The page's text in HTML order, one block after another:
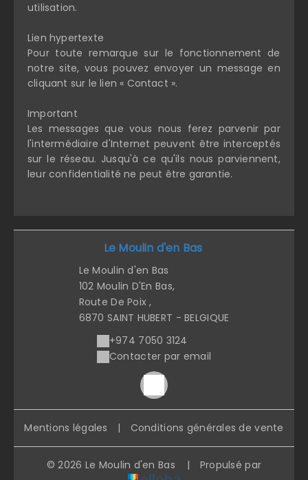
utilisation.
Lien hypertexte
Pour toute remarque sur le fonctionnement de
notre site, vous pouvez envoyer un message en
cliquant sur le lien « Contact ».
Important
Les messages que vous nous ferez parvenir par
l'intermédiaire d'Internet peuvent être interceptés
sur le réseau. Jusqu'à ce qu'ils nous parviennent,
leur confidentialité ne peut être garantie.
Le Moulin d'en Bas
Le Moulin d'en Bas
102 Moulin D'En Bas,
Route De Poix ,
6870 SAINT HUBERT - BELGIQUE
+974 7050 3124
Contacter par email
Mentions légales | Conditions générales de vente
© 2026 Le Moulin d'en Bas | Propulsé par